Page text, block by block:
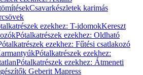
Csavarkészletek karimás
ezekhez: T-idomokKereszt
Pótalkatrészek ezekhez: Oldható
ezekhez: Fűtési csatlakozó
Pótalkatrészek ezekhez:
Pótalkatrészek ezekhez: Átmeneti
Geberit Mapress